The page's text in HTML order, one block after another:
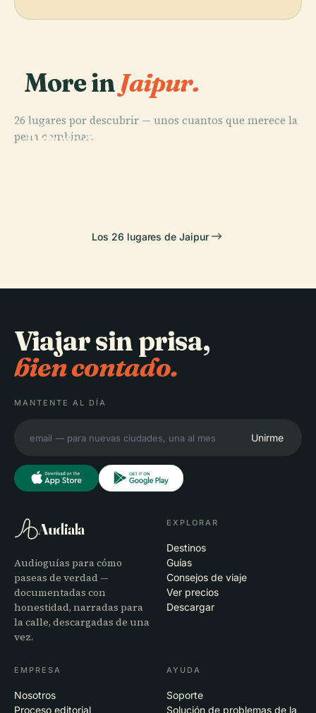
More in Jaipur.
26 lugares por descubrir — unos cuantos que merece la
pena combinar.
PLACE
Palacio de
PLACE
Los 26 lugares de Jaipur
Viajar sin prisa,
bien contado.
MANTENTE AL DÍA
Unirme
Audiala
Audioguías para cómo
paseas de verdad —
documentadas con
honestidad, narradas para
la calle, descargadas de una
vez.
EXPLORAR
Destinos
Guías
Consejos de viaje
Ver precios
Descargar
EMPRESA
Nosotros
Proceso editorial
AYUDA
Soporte
Solución de problemas de la